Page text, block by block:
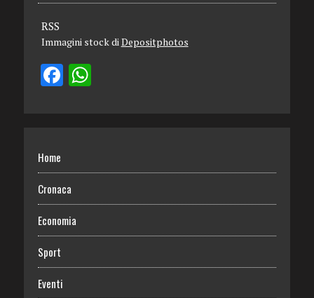
RSS
Immagini stock diDepositphotos
Home
Cronaca
Economia
Sport
Eventi